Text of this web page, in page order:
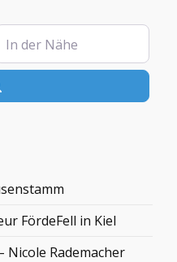
der Nähe
FördeFell in Kiel
Nicole Rademacher